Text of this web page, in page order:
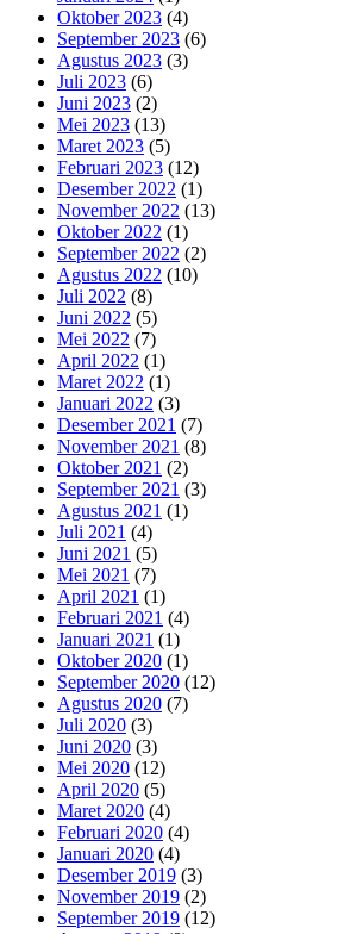
Oktober 2023 (4)
September 2023 (6)
Agustus 2023 (3)
Juli 2023 (6)
Juni 2023 (2)
Mei 2023 (13)
Maret 2023 (5)
Februari 2023 (12)
Desember 2022 (1)
November 2022 (13)
Oktober 2022 (1)
September 2022 (2)
Agustus 2022 (10)
Juli 2022 (8)
Juni 2022 (5)
Mei 2022 (7)
April 2022 (1)
Maret 2022 (1)
Januari 2022 (3)
Desember 2021 (7)
November 2021 (8)
Oktober 2021 (2)
September 2021 (3)
Agustus 2021 (1)
Juli 2021 (4)
Juni 2021 (5)
Mei 2021 (7)
April 2021 (1)
Februari 2021 (4)
Januari 2021 (1)
Oktober 2020 (1)
September 2020 (12)
Agustus 2020 (7)
Juli 2020 (3)
Juni 2020 (3)
Mei 2020 (12)
April 2020 (5)
Maret 2020 (4)
Februari 2020 (4)
Januari 2020 (4)
Desember 2019 (3)
November 2019 (2)
September 2019 (12)